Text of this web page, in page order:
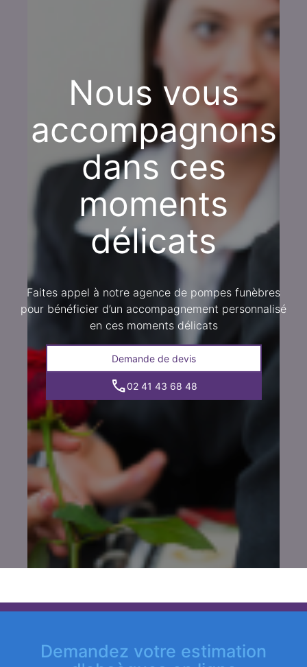
Nous vous
accompagnons
dans ces
moments
délicats
Faites appel à notre agence de pompes funèbres
pour bénéficier d’un accompagnement personnalisé
en ces moments délicats
Demande de devis
02 41 43 68 48
Demandez votre estimation